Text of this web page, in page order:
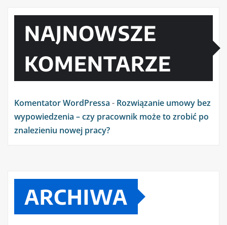
NAJNOWSZE
KOMENTARZE
Komentator WordPressa - Rozwiązanie umowy bez
wypowiedzenia – czy pracownik może to zrobić po
znalezieniu nowej pracy?
ARCHIWA